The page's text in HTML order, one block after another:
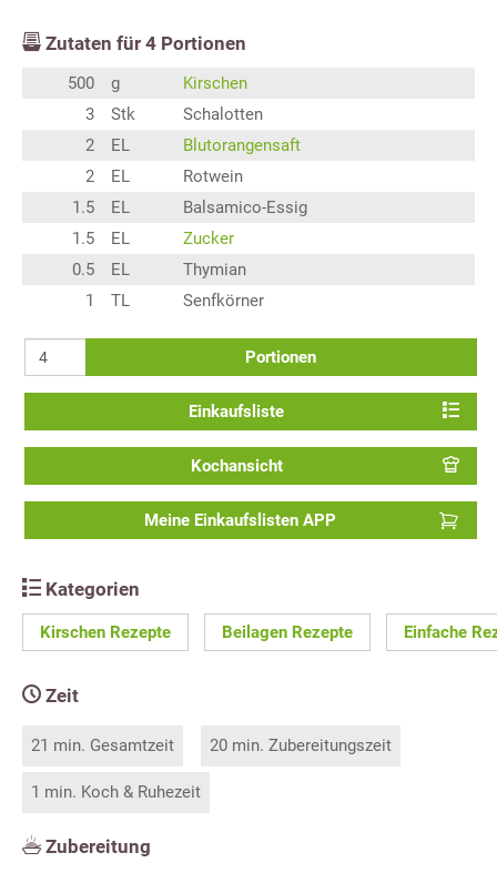
Zutaten für 4 Portionen
500 g
Kirschen
3
Stk
Schalotten
2
EL
Blutorangensaft
2
EL
Rotwein
1.5
EL
Balsamico-Essig
1.5
EL
Zucker
0.5
EL
Thymian
1
TL Senfkörner
Portionen
Einkaufsliste
Kochansicht
Meine Einkaufslisten APP
Kategorien
Kirschen Rezepte Beilagen Rezepte Einfache
Zeit
21 min. Gesamtzeit 20 min. Zubereitungszeit
1 min. Koch & Ruhezeit
Zubereitung